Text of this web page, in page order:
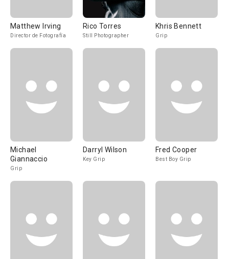
Matthew Irving
Director de Fotografía
Rico Torres
Still Photographer
Khris Bennett
Grip
Michael
Giannaccio
Grip
Darryl Wilson
Key Grip
Fred Cooper
Best Boy Grip